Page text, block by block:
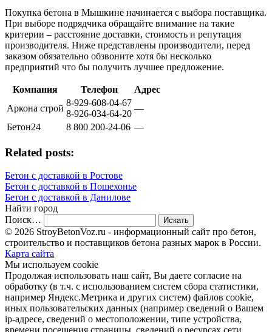
Покупка бетона в Мышкине начинается с выбора поставщика.
При выборе подрядчика обращайте внимание на такие
критерии – расстояние доставки, стоимость и репутация
производителя. Ниже представлены производители, перед
заказом обязательно обзвоните хотя бы несколько
предприятий что бы получить лучшее предложение.
Компания Телефон
Адрес
Аркона строй
8-929-608-04-67
8-926-034-64-20
—
Бетон24
8 800 200-24-06 —
Related posts:
Бетон с доставкой в Ростове
Бетон с доставкой в Пошехонье
Бетон с доставкой в Данилове
Найти город
Поиск…
© 2026 StroyBetonVoz.ru - информационный сайт про бетон,
строительство и поставщиков бетона разных марок в России.
Карта сайта
Мы используем cookie
Продолжая использовать наш cайт, Вы даете согласие на
обработку (в т.ч. с использованием систем сбора статистики,
например Яндекс.Метрика и других систем) файлов cookie,
иных пользовательских данных (например сведений о Вашем
ip-адресе, сведений о местоположении, типе устройства,